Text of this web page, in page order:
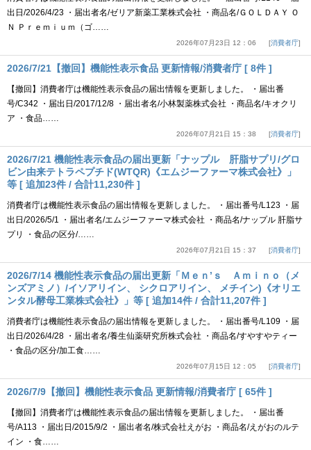
出日/2026/4/23 ・届出者名/ゼリア新薬工業株式会社 ・商品名/ＧＯＬＤＡＹ Ｏ
Ｎ Ｐｒｅｍｉｕｍ（ゴ……
2026年07月23日 12：06 消費者庁
2026/7/21【撤回】機能性表示食品 更新情報/消費者庁 [ 8件 ]
【撤回】消費者庁は機能性表示食品の届出情報を更新しました。 ・届出番
号/C342 ・届出日/2017/12/8 ・届出者名/小林製薬株式会社 ・商品名/キオクリ
ア ・食品……
2026年07月21日 15：38 消費者庁
2026/7/21 機能性表示食品の届出更新「ナップル 肝脂サプリ/グロ
ビン由来テトラペプチド(WTQR)《エムジーファーマ株式会社》」
等 [ 追加23件 / 合計11,230件 ]
消費者庁は機能性表示食品の届出情報を更新しました。 ・届出番号/L123 ・届
出日/2026/5/1 ・届出者名/エムジーファーマ株式会社 ・商品名/ナップル 肝脂サ
プリ ・食品の区分/……
2026年07月21日 15：37 消費者庁
2026/7/14 機能性表示食品の届出更新「Ｍｅｎ’ｓ Ａｍｉｎｏ（メ
ンズアミノ）/イソアリイン、 シクロアリイン、 メチイン)《オリエ
ンタル酵母工業株式会社》」等 [ 追加14件 / 合計11,207件 ]
消費者庁は機能性表示食品の届出情報を更新しました。 ・届出番号/L109 ・届
出日/2026/4/28 ・届出者名/養生仙薬研究所株式会社 ・商品名/すやすやティー
・食品の区分/加工食……
2026年07月15日 12：05 消費者庁
2026/7/9【撤回】機能性表示食品 更新情報/消費者庁 [ 65件 ]
【撤回】消費者庁は機能性表示食品の届出情報を更新しました。 ・届出番
号/A113 ・届出日/2015/9/2 ・届出者名/株式会社えがお ・商品名/えがおのルテ
イン ・食……